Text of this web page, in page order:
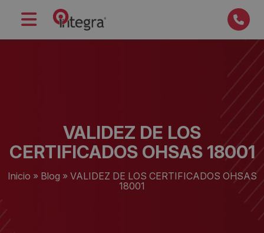
VALIDEZ DE LOS
CERTIFICADOS OHSAS 18001
Inicio » Blog » VALIDEZ DE LOS CERTIFICADOS OHSAS
18001